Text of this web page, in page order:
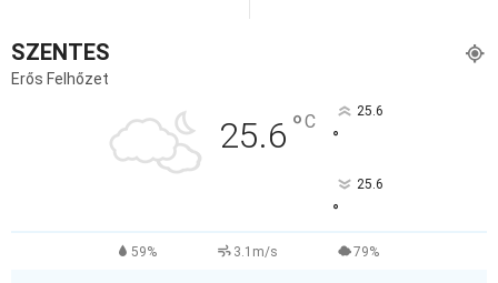
SZENTES
Erős Felhőzet
25.6 °C 25.6
°
25.6
°
59% 3.1m/s 79%